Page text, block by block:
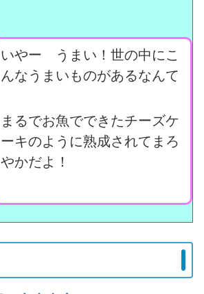
いやー うまい！世の中にこ
んなうまいものがあるなんて
まるでお魚でできたチーズケ
ーキのように熟成されてまろ
やかだよ！